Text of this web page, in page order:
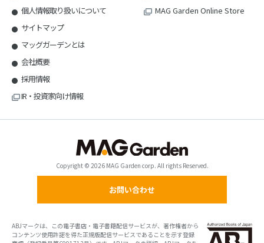
個人情報取り扱いについて
サイトマップ
マッグガーデンとは
会社概要
採用情報
IR・投資家向け情報
MAG Garden Online Store
Copyright © 2026 MAG Garden corp. All rights Reserved.
お問い合わせ
ABJマークは、この電子書店・電子書籍配信サービスが、著作権者から
コンテンツ使用許諾を得た正規版配信サービスであることを示す登録